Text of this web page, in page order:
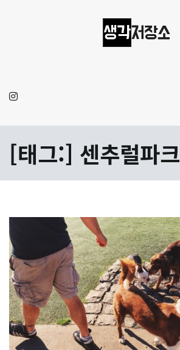
[태그:] 센추럴파크